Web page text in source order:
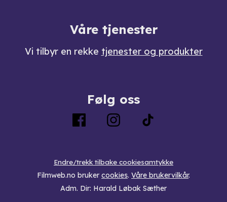
Våre tjenester
Vi tilbyr en rekke tjenester og produkter
Følg oss
Endre/trekk tilbake cookiesamtykke
Filmweb.no bruker cookies. Våre brukervilkår.
Adm. Dir: Harald Løbak Sæther